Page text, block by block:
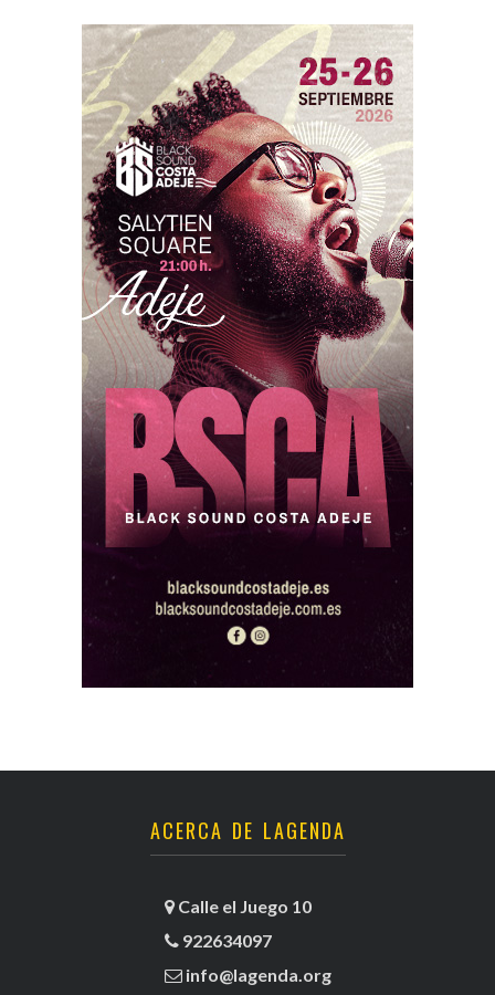
ACERCA DE LAGENDA
Calle el Juego 10
922634097
info@lagenda.org